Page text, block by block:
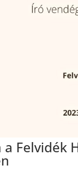
Felvidék